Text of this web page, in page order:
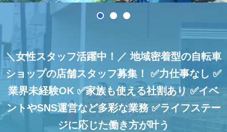
＼女性スタッフ活躍中！／ 地域密着型の自転車
ショップの店舗スタッフ募集！
✅力仕事なし ✅
業界未経験OK ✅家族も使える社割あり✅イベ
ントやSNS運営など多彩な業務✅ライフステー
ジに応じた働き方が叶う